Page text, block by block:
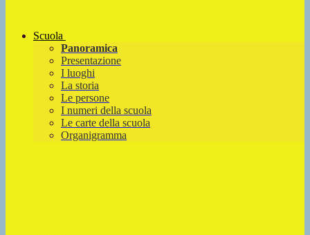
Scuola
Panoramica
Presentazione
I luoghi
La storia
Le persone
I numeri della scuola
Le carte della scuola
Organigramma